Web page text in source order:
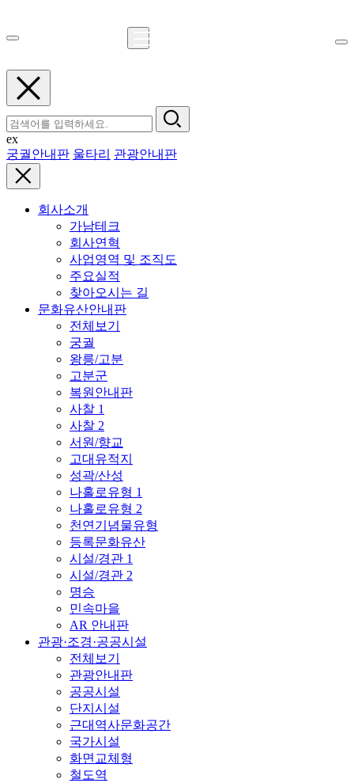
ex
궁궐안내판 울타리 관광안내판
회사소개
가남테크
회사연혁
사업영역 및 조직도
주요실적
찾아오시는 길
문화유산안내판
전체보기
궁궐
왕릉/고분
고분군
복원안내판
사찰 1
사찰 2
서원/향교
고대유적지
성곽/산성
나홀로유형 1
나홀로유형 2
천연기념물유형
등록문화유산
시설/경관 1
시설/경관 2
명승
민속마을
AR 안내판
관광·조경·공공시설
전체보기
관광안내판
공공시설
단지시설
근대역사문화공간
국가시설
화면교체형
철도역